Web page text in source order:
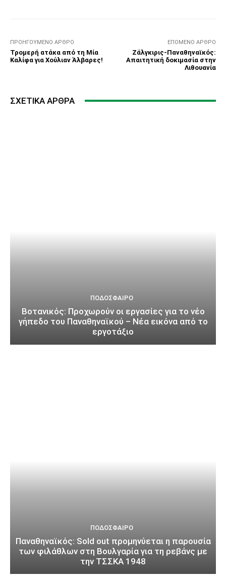
ΠΡΟΗΓΟΎΜΕΝΟ ΆΡΘΡΟ
Τρομερή ατάκα από τη Μία
Καλίφα για Χούλιαν Άλβαρες!
ΕΠΌΜΕΝΟ ΆΡΘΡΟ
Ζάλγκιρις-Παναθηναϊκός:
Απαιτητική δοκιμασία στην
Λιθουανία
ΣΧΕΤΙΚΆ ΆΡΘΡΑ
ΠΟΔΌΣΦΑΙΡΟ
Βοτανικός: Προχωρούν οι εργασίες για το νέο
γήπεδο του Παναθηναϊκού – Νέα εικόνα από το
εργοτάξιο
ΠΟΔΌΣΦΑΙΡΟ
Παναθηναϊκός: Sold out προμηνύεται η παρουσία
των φιλάθλων στη Βουλγαρία για τη ρεβάνς με
την ΤΣΣΚΑ 1948